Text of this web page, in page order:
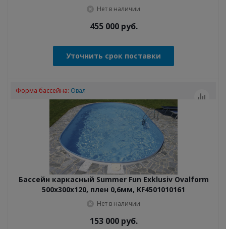
Нет в наличии
455 000руб.
Уточнить срок поставки
Бассейн каркасный Summer Fun Exklusiv Ovalform
500x300x120, плен 0,6мм, KF4501010161
Нет в наличии
Форма бассейна: Овал
153 000руб.